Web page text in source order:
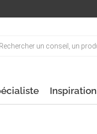
Inspiration